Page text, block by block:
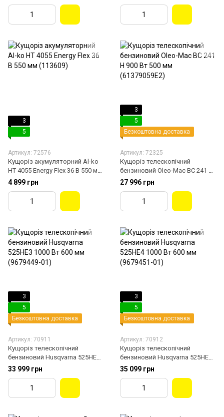
3
5
Артикул: 72576
Кущоріз акумуляторний Al-ko
HT 4055 Energy Flex 36 В 550 мм
(113609)
4 899 грн
3
5
Безкоштовна доставка
Артикул: 72325
Кущоріз телескопічний
бензиновий Oleo-Mac BС 241 H
900 Вт 500 мм (61379059E2)
27 996 грн
3
5
Безкоштовна доставка
Артикул: 70911
Кущоріз телескопічний
бензиновий Husqvarna 525HE3
1000 Bт 600 мм (9679449-01)
33 999 грн
3
5
Безкоштовна доставка
Артикул: 70912
Кущоріз телескопічний
бензиновий Husqvarna 525HE4
1000 Bт 600 мм (9679451-01)
35 099 грн